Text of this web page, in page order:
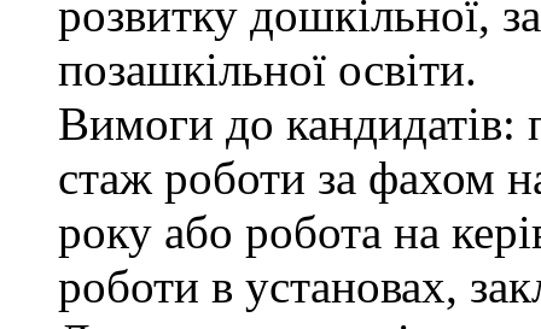
розвитку дошкільної,
позашкільної освіти.
Вимоги до кандидатів:
стаж роботи за фахом
року або робота на
роботи в установах,